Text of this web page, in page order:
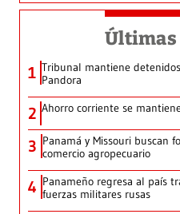
1 Tribunal mantiene
Pandora
2 Ahorro corriente se
3 Panamá y Missouri buscan
comercio agropecuario
4 Panameño regresa al país
fuerzas militares rusas